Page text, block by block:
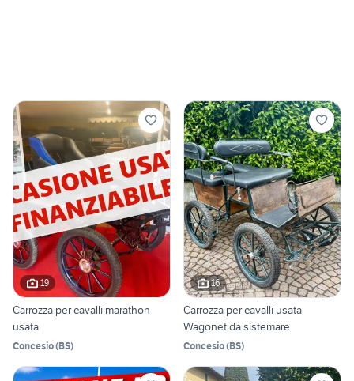
19
Carrozza per cavalli marathon
usata
Concesio(BS)
16
Carrozza per cavalli usata
Wagonet da sistemare
Concesio(BS)